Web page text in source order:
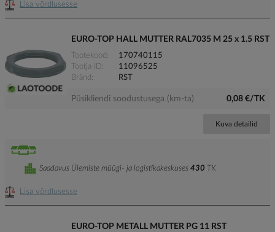
Lisa võrdlusesse
EURO-TOP HALL MUTTER RAL7035 M 25 x 1.5 RST
Tootekood
170740115
Tootja ID
11096525
Bränd
RST
Püsikliendi soodustusega (km-ta) 0,08 €/TK
Kuva detailid
Lisa võrdlusesse
Saadavus Ülemiste müügi- ja logistikakeskuses 430 TK
EURO-TOP METALL MUTTER PG 11 RST